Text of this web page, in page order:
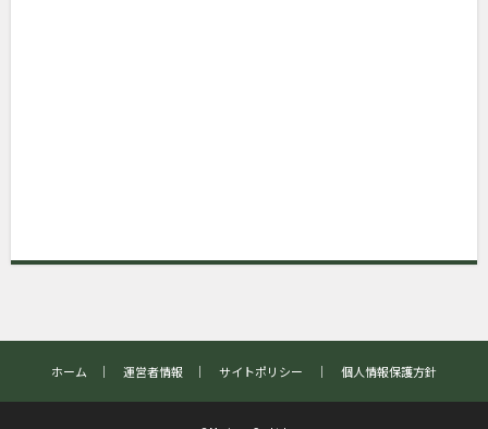
ホーム ｜ 運営者情報 ｜ サイトポリシー ｜ 個人情報保護方針